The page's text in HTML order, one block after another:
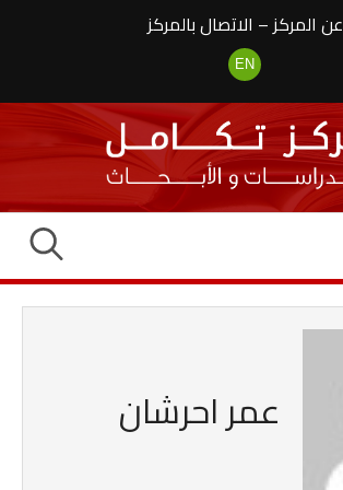
عن المركز– الاتصال بالمركز
EN
عمر احرشان